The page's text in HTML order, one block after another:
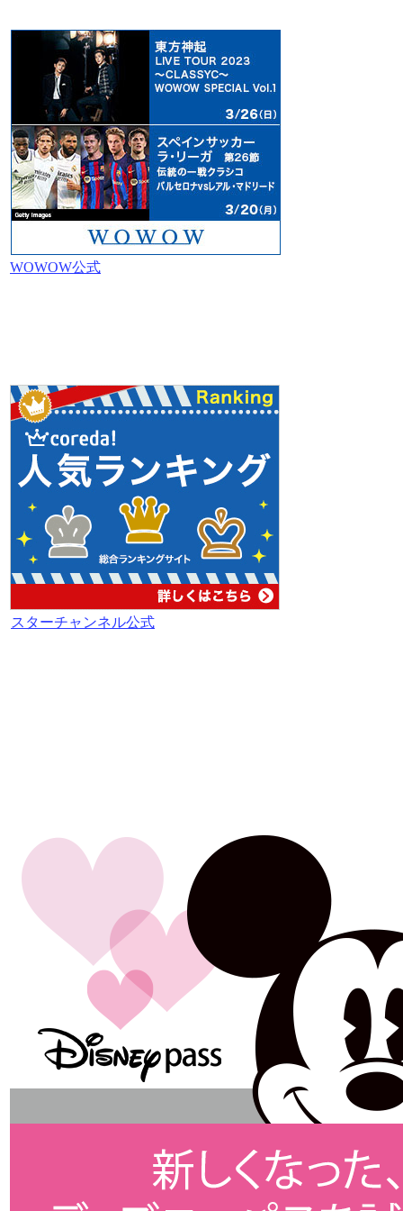
WOWOW公式
スターチャンネル公式